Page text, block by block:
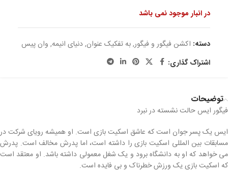
در انبار موجود نمی باشد
دسته: اکشن فیگور و فیگور,به تفکیک عنوان,دنیای انیمه, وان پیس
اشتراک گذاری:
توضیحات
فیگور ایس حالت نشسته در نبرد
ایس یک پسر جوان است که عاشق اسکیت بازی است. او همیشه رویای شرکت در
مسابقات بین المللی اسکیت بازی را داشته است، اما پدرش مخالف است. پدرش
می خواهد که او به دانشگاه برود و یک شغل معمولی داشته باشد. او معتقد است
که اسکیت بازی یک ورزش خطرناک و بی فایده است.